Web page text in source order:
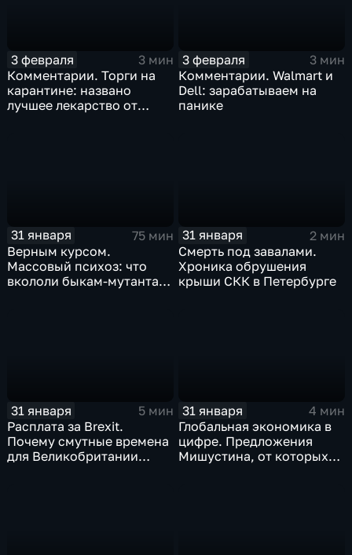
3 февраля
3 мин
Комментарии. Торги на
карантине: названо
лучшее лекарство от
3 февраля
3 мин
Комментарии. Walmart и
Dell: зарабатываем на
панике
31 января
75 мин
Верным курсом.
Массовый психоз: что
вкололи быкам-мутантам,
31 января
2 мин
Смерть под завалами.
Хроника обрушения
крыши СКК в Петербурге
31 января
5 мин
Расплата за Brexit.
Почему смутные времена
для Великобритании
31 января
4 мин
Глобальная экономика в
цифре. Предложения
Мишустина, от которых